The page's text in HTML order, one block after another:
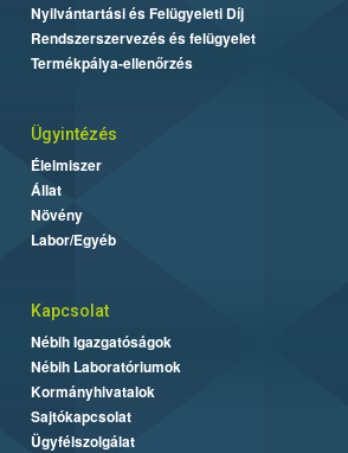
Nyilvántartási és Felügyeleti Díj
Rendszerszervezés és felügyelet
Termékpálya-ellenőrzés
Ügyintézés
Élelmiszer
Állat
Növény
Labor/Egyéb
Kapcsolat
Nébih Igazgatóságok
Nébih Laboratóriumok
Kormányhivatalok
Sajtókapcsolat
Ügyfélszolgálat